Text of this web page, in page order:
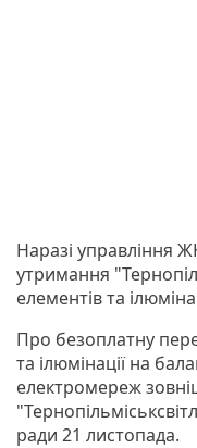
Наразі управління
утримання
елементів та
Про безоплатну
та ілюмінації на
електромереж
ради 21 листопада.